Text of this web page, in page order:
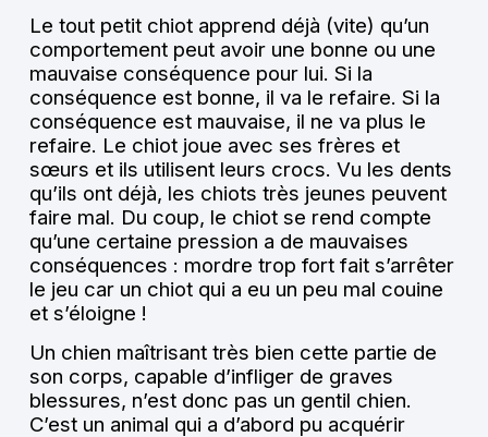
Le tout petit chiot apprend déjà (vite) qu’un
comportement peut avoir une bonne ou une
mauvaise conséquence pour lui. Si la
conséquence est bonne, il va le refaire. Si la
conséquence est mauvaise, il ne va plus le
refaire. Le chiot joue avec ses frères et
sœurs et ils utilisent leurs crocs. Vu les dents
qu’ils ont déjà, les chiots très jeunes peuvent
faire mal. Du coup, le chiot se rend compte
qu’une certaine pression a de mauvaises
conséquences : mordre trop fort fait s’arrêter
le jeu car un chiot qui a eu un peu mal couine
et s’éloigne !
Un chien maîtrisant très bien cette partie de
son corps, capable d’infliger de graves
blessures, n’est donc pas un gentil chien.
C’est un animal qui a d’abord pu acquérir